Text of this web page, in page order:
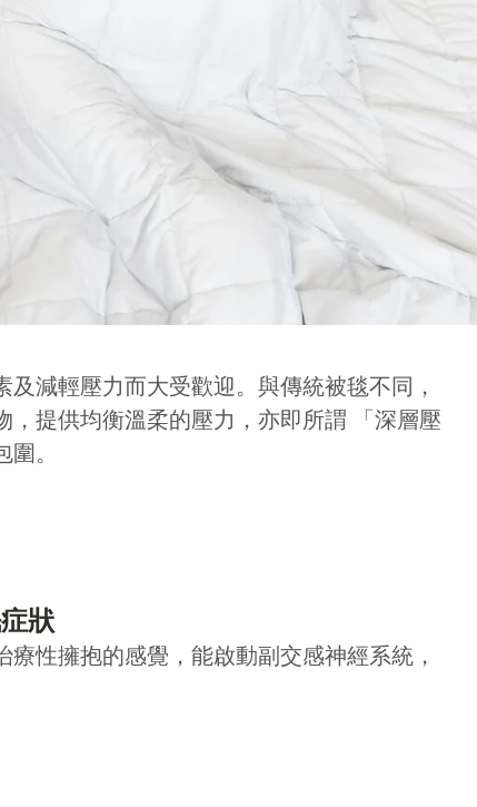
減輕壓力而大受歡迎。與傳統被毯不同，
提供均衡溫柔的壓力，亦即所謂
「深層壓
。
狀
性擁抱的感覺，能啟動副交感神經系統，